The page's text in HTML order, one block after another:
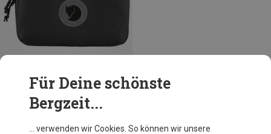
Du sparst 14%
Für Deine schönste
Bergzeit...
… verwenden wir Cookies. So können wir unsere